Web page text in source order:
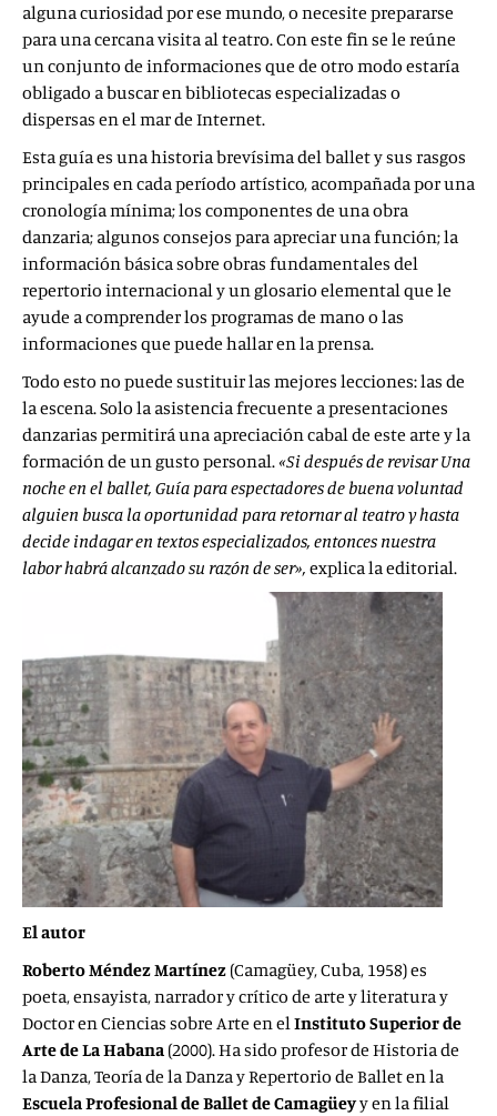
alguna curiosidad por ese mundo, o necesite prepararse
para una cercana visita al teatro. Con este fin se le reúne
un conjunto de informaciones que de otro modo estaría
obligado a buscar en bibliotecas especializadas o
dispersas en el mar de Internet.
Esta guía es una historia brevísima del ballet y sus rasgos
principales en cada período artístico, acompañada por una
cronología mínima; los componentes de una obra
danzaria; algunos consejos para apreciar una función; la
información básica sobre obras fundamentales del
repertorio internacional y un glosario elemental que le
ayude a comprender los programas de mano o las
informaciones que puede hallar en la prensa.
Todo esto no puede sustituir las mejores lecciones: las de
la escena. Solo la asistencia frecuente a presentaciones
danzarias permitirá una apreciación cabal de este arte y la
formación de un gusto personal.«Si después de revisarUna
noche en el ballet, Guía para espectadores de buena voluntad
alguien busca la oportunidad para retornar al teatro y hasta
decide indagar en textos especializados, entonces nuestra
labor habrá alcanzado su razón de ser», explica la editorial.
El autor
Roberto Méndez Martínez (Camagüey, Cuba, 1958) es
poeta, ensayista, narrador y crítico de arte y literatura y
Doctor en Ciencias sobre Arte en elInstituto Superior de
Arte de La Habana (2000). Ha sido profesor de Historia de
la Danza, Teoría de la Danza y Repertorio de Ballet en la
Escuela Profesional de Ballet de Camagüeyy en la filial